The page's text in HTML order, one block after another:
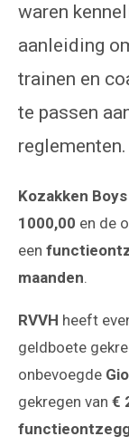
waren
aanleiding
trainen en
te passen
reglementen.
Kozakken Boys
1000,00 en de
een
maanden.
RVVH heeft
geldboete
onbevoegde
gekregen van €